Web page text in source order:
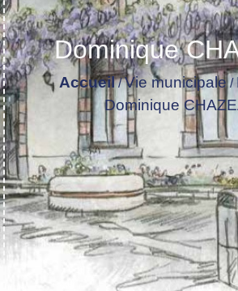
Dominique
Accueil/Vie municipale /
Dominique